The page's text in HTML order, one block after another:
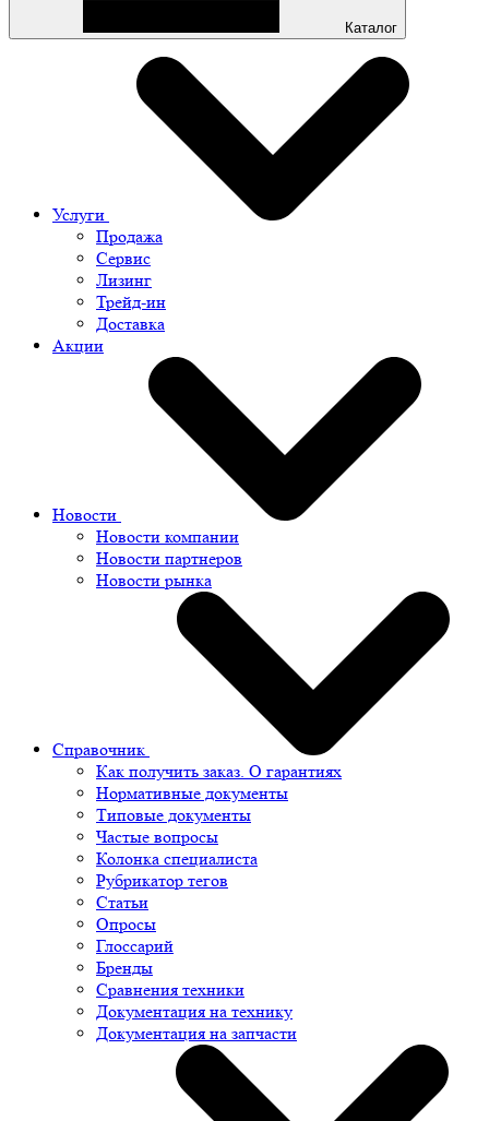
Каталог
Услуги
Продажа
Сервис
Лизинг
Трейд-ин
Доставка
Акции
Новости
Новости компании
Новости партнеров
Новости рынка
Справочник
Как получить заказ. О гарантиях
Нормативные документы
Типовые документы
Частые вопросы
Колонка специалиста
Рубрикатор тегов
Статьи
Опросы
Глоссарий
Бренды
Сравнения техники
Документация на технику
Документация на запчасти